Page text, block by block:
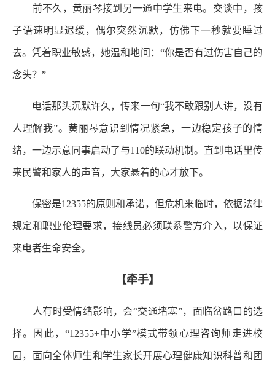
前不久，黄丽琴接到另一通中学生来电。交谈中，孩
子语速明显迟缓，偶尔突然沉默，仿佛下一秒就要睡过
去。凭着职业敏感，她温和地问：“你是否有过伤害自己的
念头？”
电话那头沉默许久，传来一句“我不敢跟别人讲，没有
人理解我”。黄丽琴意识到情况紧急，一边稳定孩子的情
绪，一边示意同事启动了与110的联动机制。直到电话里传
来民警和家人的声音，大家悬着的心才放下。
保密是12355的原则和承诺，但危机来临时，依据法律
规定和职业伦理要求，接线员必须联系警方介入，以保证
来电者生命安全。
【牵手】
人有时受情绪影响，会“交通堵塞”，面临岔路口的选
择。因此，“12355+中小学”模式带领心理咨询师走进校
园，面向全体师生和学生家长开展心理健康知识科普和团